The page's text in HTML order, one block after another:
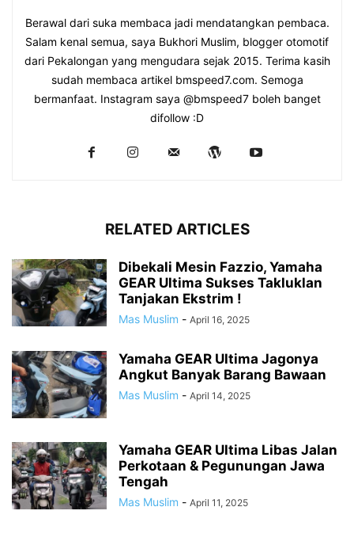
Berawal dari suka membaca jadi mendatangkan pembaca.
Salam kenal semua, saya Bukhori Muslim, blogger otomotif
dari Pekalongan yang mengudara sejak 2015. Terima kasih
sudah membaca artikel bmspeed7.com. Semoga
bermanfaat. Instagram saya @bmspeed7 boleh banget
difollow :D
RELATED ARTICLES
Dibekali Mesin Fazzio, Yamaha
GEAR Ultima Sukses Takluklan
Tanjakan Ekstrim !
Mas Muslim - April 16, 2025
Yamaha GEAR Ultima Jagonya
Angkut Banyak Barang Bawaan
Mas Muslim - April 14, 2025
Yamaha GEAR Ultima Libas Jalan
Perkotaan & Pegunungan Jawa
Tengah
Mas Muslim - April 11, 2025